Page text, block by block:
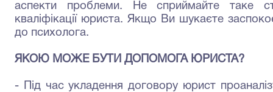
аспекти проблеми. Не сприймайте таке
кваліфікації юриста. Якщо Ви шукаєте
до психолога.
ЯКОЮ МОЖЕ БУТИ ДОПОМОГА ЮРИСТА?
-
Під час укладення договору юрист